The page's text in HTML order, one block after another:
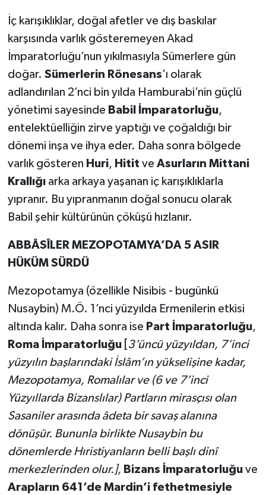
İç karışıklıklar, doğal afetler ve dış baskılar
karşısında varlık gösteremeyen Akad
İmparatorluğu’nun yıkılmasıyla Sümerlere gün
doğar. Sümerlerin Rönesans’ı olarak
adlandırılan 2’nci bin yılda Hamburabi’nin güçlü
yönetimi sayesinde Babil İmparatorluğu,
entelektüelliğin zirve yaptığı ve çoğaldığı bir
dönemi inşa ve ihya eder. Daha sonra bölgede
varlık gösteren Huri, Hitit ve Asurların Mittani
Krallığıarka arkaya yaşanan iç karışıklıklarla
yıpranır. Bu yıpranmanın doğal sonucu olarak
Babil şehir kültürünün çöküşü hızlanır.
ABBÂSÎLER MEZOPOTAMYA’DA 5 ASIR
HÜKÜM SÜRDÜ
Mezopotamya (özellikle Nisibis - bugünkü
Nusaybin) M.Ö. 1’nci yüzyılda Ermenilerin etkisi
altında kalır. Daha sonra ise Part İmparatorluğu,
Roma İmparatorluğu 3’üncü yüzyıldan, 7’inci
yüzyılın başlarındaki İslâm’ın yükselişine kadar,
Mezopotamya, Romalılar ve (6 ve 7’inci
Yüzyıllarda Bizanslılar) Partların mirasçısı olan
Sasaniler arasında âdeta bir savaş alanına
dönüşür. Bununla birlikte Nusaybin bu
dönemlerde Hıristiyanların belli başlı dinî
merkezlerinden olur.], Bizans İmparatorluğuve
Arapların 641’de Mardin’i fethetmesiyle